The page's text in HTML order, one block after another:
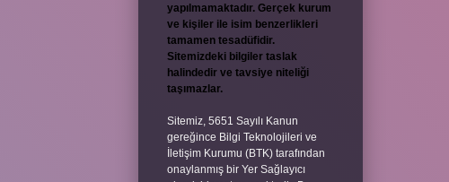
yapılmamaktadır. Gerçek kurum
ve kişiler ile isim benzerlikleri
tamamen tesadüfidir.
Sitemizdeki bilgiler taslak
halindedir ve tavsiye niteliği
taşımazlar.
Sitemiz, 5651 Sayılı Kanun
gereğince Bilgi Teknolojileri ve
İletişim Kurumu (BTK) tarafından
onaylanmış bir Yer Sağlayıcı